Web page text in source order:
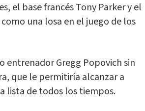
el base francés Tony Parker y el
una losa en el juego de los
entrenador Gregg Popovich sin
que le permitiría alcanzar a
lista de todos los tiempos.